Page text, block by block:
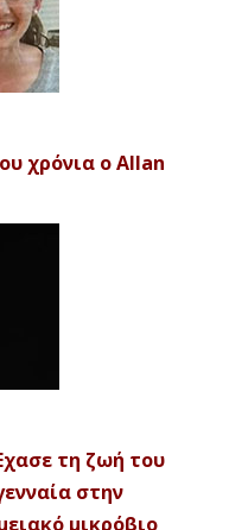
χρόνια ο Allan
τη ζωή του
στην
μικρόβιο